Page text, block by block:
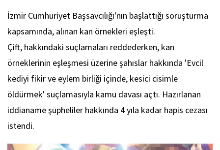
İzmir Cumhuriyet Başsavcılığı'nın başlattığı soruşturma
kapsamında, alınan kan örnekleri eşleşti.
Çift, hakkındaki suçlamaları reddederken, kan
örneklerinin eşleşmesi üzerine şahıslar hakkında 'Evcil
kediyi fikir ve eylem birliği içinde, kesici cisimle
öldürmek' suçlamasıyla kamu davası açtı. Hazırlanan
iddianame şüpheliler hakkında 4 yıla kadar hapis cezası
istendi.